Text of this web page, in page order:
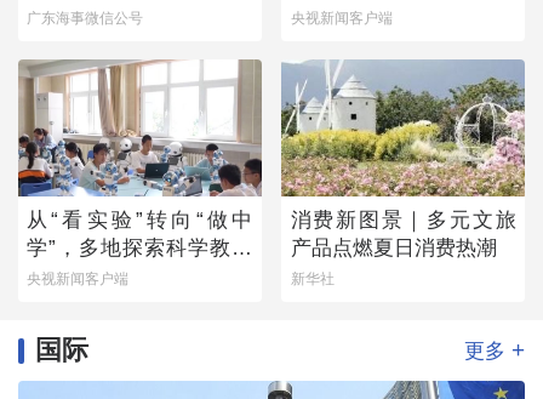
北上船舶实施交通管制
广东海事微信公号 央视新闻客户端
从“看实验”转向“做中
学”，多地探索科学教育
新路径
央视新闻客户端
消费新图景｜多元文旅
产品点燃夏日消费热潮
新华社
国际 更多 +